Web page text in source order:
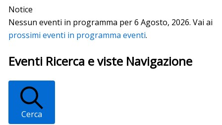
Notice
Nessun eventi in programma per 6 Agosto, 2026. Vai ai
prossimi eventi in programma eventi.
Eventi Ricerca e viste Navigazione
Cerca